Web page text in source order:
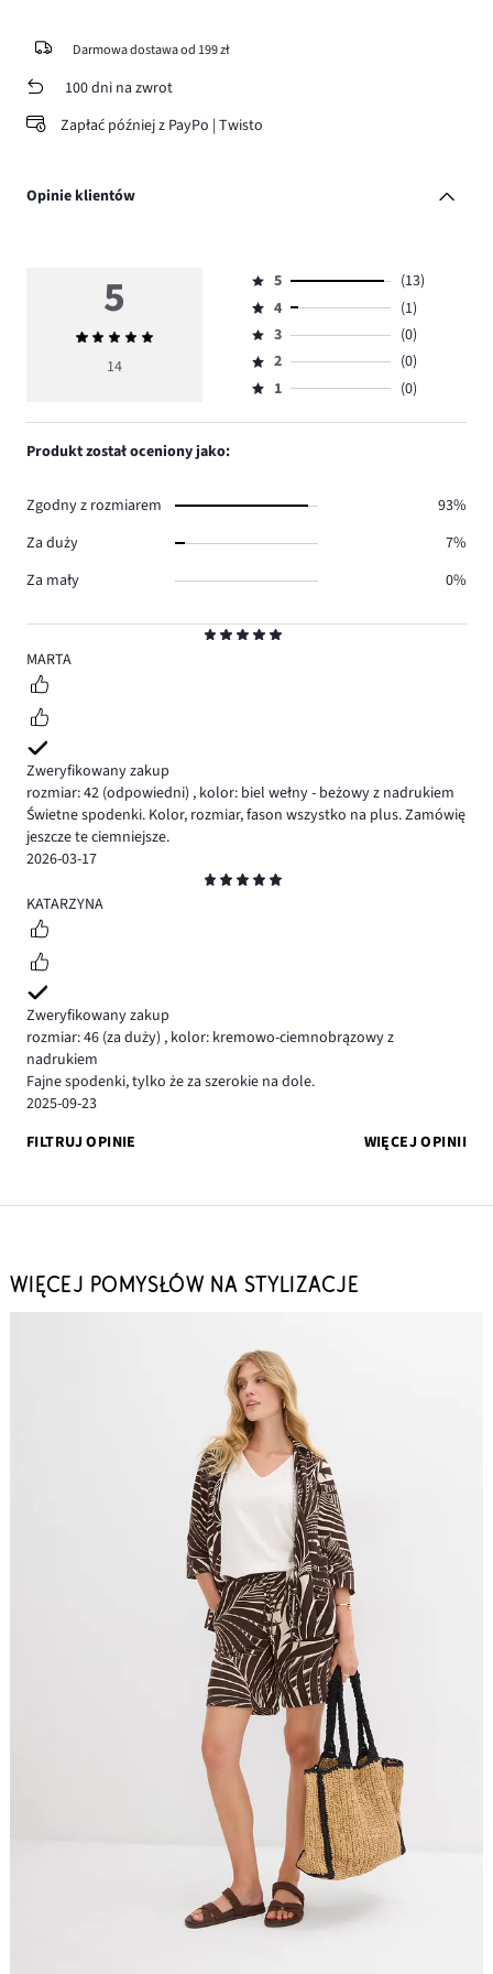
Darmowa dostawa od 199 zł
100 dni na zwrot
Zapłać później z PayPo | Twisto
Opinie klientów
5
MARTA
Zweryfikowany zakup
rozmiar: 42 (odpowiedni) , kolor: biel wełny - beżowy z nadrukiem
Świetne spodenki. Kolor, rozmiar, fason wszystko na plus. Zamówię
jeszcze te ciemniejsze.
2026-03-17
5
KATARZYNA
Zweryfikowany zakup
rozmiar: 46 (za duży) , kolor: kremowo-ciemnobrązowy z
nadrukiem
Fajne spodenki, tylko że za szerokie na dole.
2025-09-23
FILTRUJ OPINIE
WIĘCEJ OPINII
5
Średnia
ocena
14
Ocena
5,
ilość
głosów
13.
5
(13)
Ocena
4,
ilość
głosów
4
(1)
Ocena
3,
ilość
3
(0)
Ocena
2,
2
(0)
Ocena
1,
1 (0)
Produkt został oceniony jako:
Zgodny z rozmiarem
93%
Za duży
7%
Za mały
0%
WIĘCEJ POMYSŁÓW NA STYLIZACJE